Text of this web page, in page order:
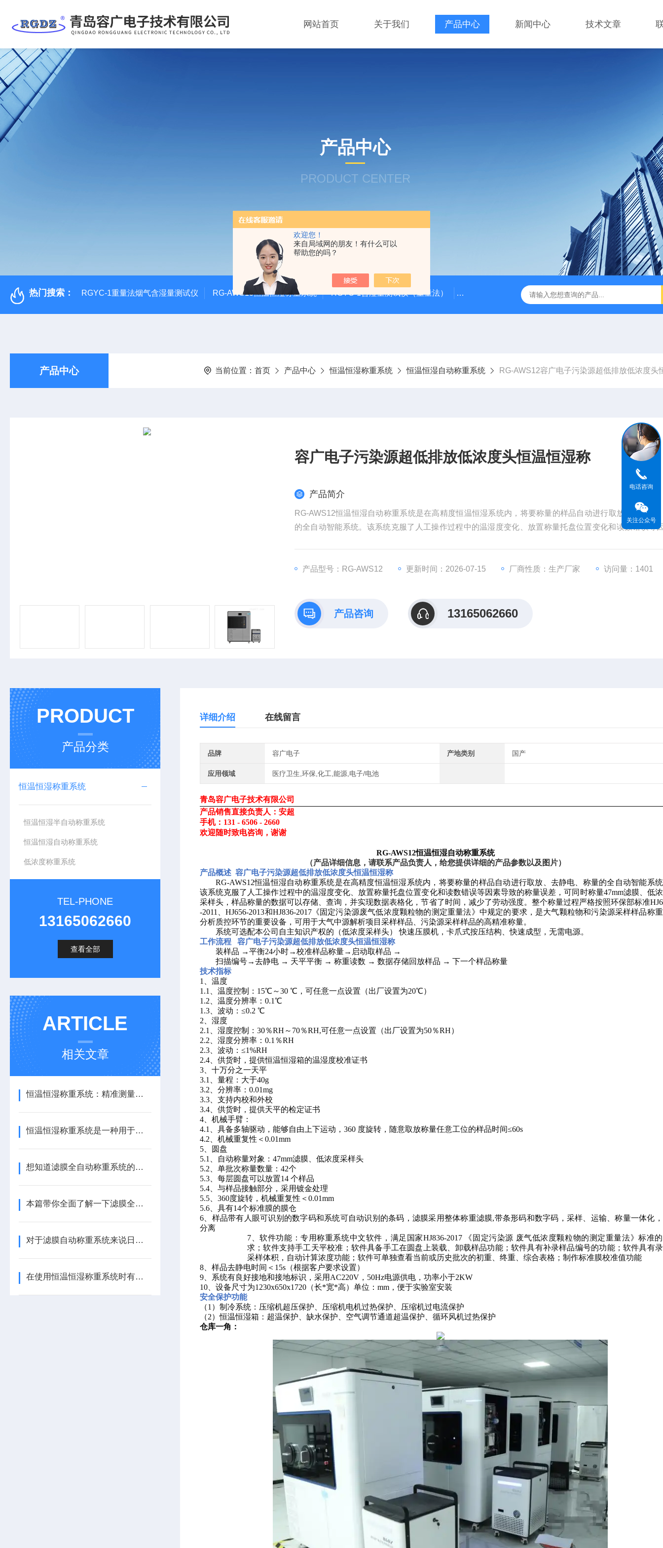
欢迎您！
来自局域网的朋友！有什么可以
帮助您的吗？
网站首页 关于我们 产品中心 新闻中心 技术文章
产品中心
PRODUCT CENTER
热门搜索： RGYC-1重量法烟气含湿量测试仪 RG-AWS10恒温恒湿称重系统 RGYC-1含湿量测试仪（重量法） RG-AWS12低浓度采样头称重系统 RGK-300容广便
产品中心 当前位置： 首页 产品中心 恒温恒湿称重系统 恒温恒湿自动称重系统 RG-AWS12容广电子污染源超低排放低浓度头恒温恒
容广电子污染源超低排放低浓度头恒温恒湿称
产品简介
RG-AWS12恒温恒湿自动称重系统是在高精度恒温恒湿系统内，将要称量的样品自动进行取放、去静电
的全自动智能系统。该系统克服了人工操作过程中的温湿度变化、放置称量托盘位置变化和读数错误等
产品型号：RG-AWS12 更新时间：2026-07-15 厂商性质：生产厂家 访问量：1401
产品咨询 13165062660
PRODUCT
产品分类
恒温恒湿称重系统
恒温恒湿半自动称重系统
恒温恒湿自动称重系统
低浓度称重系统
TEL-PHONE
13165062660
查看全部
ARTICLE
相关文章
恒温恒湿称重系统：精准测量的科技保障
恒温恒湿称重系统是一种用于精确测量材料质量的设备
想知道滤膜全自动称重系统的原理及辅助功能不妨看看本篇
本篇带你全面了解一下滤膜全自动称重系统
对于滤膜自动称重系统来说日常维护工作该如何进行
在使用恒温恒湿称重系统时有哪些注意事项？看完便知
详细介绍 在线留言
品牌 容广电子 产地类别 国产
应用领域 医疗卫生,环保,化工,能源,电子/电池
青岛容广电子技术有限公司
产品销售直接负责人：安超
手机： 131 - 6506 - 2660
欢迎随时致电咨询，谢谢
RG-AWS12恒温恒湿自动称重系统
（产品详细信息，请联系产品负责人，给您提供详细的产品参数以及图片）
产品概述 容广电子污染源超低排放低浓度头恒温恒湿称
RG-AWS12恒温恒湿自动称重系统是在高精度恒温恒湿系统内，将要称量的样品自动进行取放、去静电、称量的全自动智能系
该系统克服了人工操作过程中的温湿度变化、放置称量托盘位置变化和读数错误等因素导致的称量误差，可同时称量47mm滤膜、低
采样头，样品称量的数据可以存储、查询，并实现数据表格化，节省了时间，减少了劳动强度。整个称量过程严格按照环保部标准
-2011、HJ656-2013和HJ836-2017《固定污染源废气低浓度颗粒物的测定重量法》中规定的要求，是大气颗粒物和污染源采样样品称
分析质控环节的重要设备，可用于大气中源解析项目采样样品、污染源采样样品的高精准称量。
系统可选配本公司自主知识产权的（低浓度采样头）
快速压膜机，卡爪式按压结构、快速成型，无需电源。
工作流程 容广电子污染源超低排放低浓度头恒温恒湿称
装样品 →平衡24小时→校准样品称量→启动取样品 →
扫描编号→去静电 → 天平平衡 → 称重读数 → 数据存储回放样品 → 下一个样品称量
技术指标
1、温度
1.1、温度控制：15℃～30 ℃，可任意一点设置（出厂设置为20℃）
1.2、温度分辨率：0.1℃
1.3、波动：≤0.2 ℃
2、湿度
2.1、湿度控制：30％RH～70％RH,可任意一点设置（出厂设置为50％RH）
2.2、湿度分辨率：0.1％RH
2.3、波动：≤1%RH
2.4、供货时，提供恒温恒湿箱的温湿度校准证书
3、十万分之一天平
3.1、量程：大于40g
3.2、分辨率：0.01mg
3.3、支持内校和外校
3.4、供货时，提供天平的检定证书
4、机械手臂：
4.1、具备多轴驱动，能够自由上下运动，360 度旋转，随意取放称量任意工位的样品时间≤60s
4.2、机械重复性＜0.01mm
5、圆盘
5.1、自动称量对象：47mm滤膜、低浓度采样头
5.2、单批次称量数量：42个
5.3、每层圆盘可以放置14 个样品
5.4、与样品接触部分，采用镀金处理
5.5、360度旋转，机械重复性＜0.01mm
5.6、具有14个标准膜的膜仓
6、样品带有人眼可识别的数字码和系统可自动识别的条码，滤膜采用整体称重滤膜,带条形码和数字码，采样、运输、称量一体化
分离
7、软件功能：专用称重系统中文软件，满足国家HJ836-2017 《固定污染源 废气低浓度颗粒物的测定重量法》标准
求；软件支持手工天平校准；软件具备手工在圆盘上装载、卸载样品功能；软件具有补录样品编号的功能；软件具有
采样体积，自动计算浓度功能；软件可单独查看当前或历史批次的初重、终重、综合表格；制作标准膜校准值功能
8、样品去静电时间＜15s（根据客户要求设置）
9、系统有良好接地和接地标识，采用AC220V，50Hz电源供电，功率小于2KW
10、设备尺寸为1230x650x1720（长*宽*高）单位：mm，便于实验室安装
安全保护功能
（1）制冷系统：压缩机超压保护、压缩机电机过热保护、压缩机过电流保护
（2）恒温恒湿箱：超温保护、缺水保护、空气调节通道超温保护、循环风机过热保护
仓库一角：
电话咨询
关注公众号